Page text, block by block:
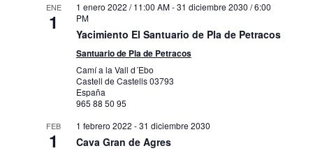
ENE
1
1 enero 2022 / 11:00 AM-31 diciembre 2030 / 6:00
PM
Yacimiento El Santuario de Pla de Petracos
Santuario de Pla de Petracos
Camí a la Vall d´Ebo
Castell de Castells03793
España
965 88 50 95
FEB
1
1 febrero 2022 -31 diciembre 2030
Cava Gran de Agres